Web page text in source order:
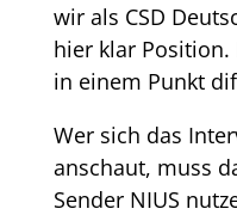
wir als CSD
hier klar
in einem Punkt
Wer sich das
anschaut, muss
Sender NIUS